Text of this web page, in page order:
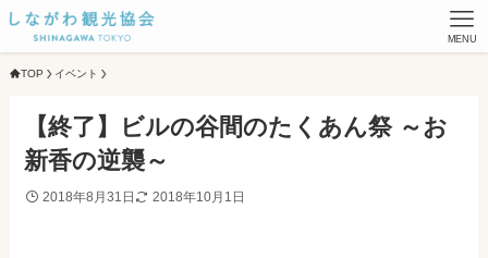
MENU
TOP イベント
【終了】ビルの谷間のたくあん祭 ～お
新香の逆襲～
2018年8月31日 2018年10月1日